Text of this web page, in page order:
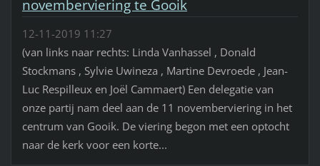
novemberviering te Gooik
12-11-2019 11:27
(van links naar rechts: Linda Vanhassel , Donald
Stockmans , Sylvie Uwineza , Martine Devroede , Jean-
Luc Respilleux en Joël Cammaert) Een delegatie van
onze partij nam deel aan de 11 novemberviering in het
centrum van Gooik. De viering begon met een optocht
naar de kerk voor een korte...